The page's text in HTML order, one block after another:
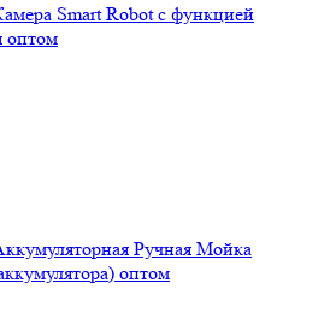
Smart Robot с функцией
оптом
Ручная Мойка
оптом